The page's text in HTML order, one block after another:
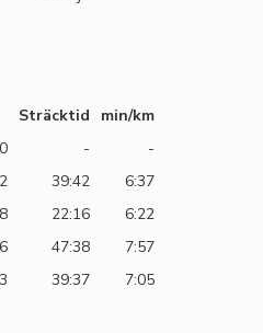
Sträcktid
min/km
-
-
39:42
6:37
22:16
6:22
47:38
7:57
39:37 7:05